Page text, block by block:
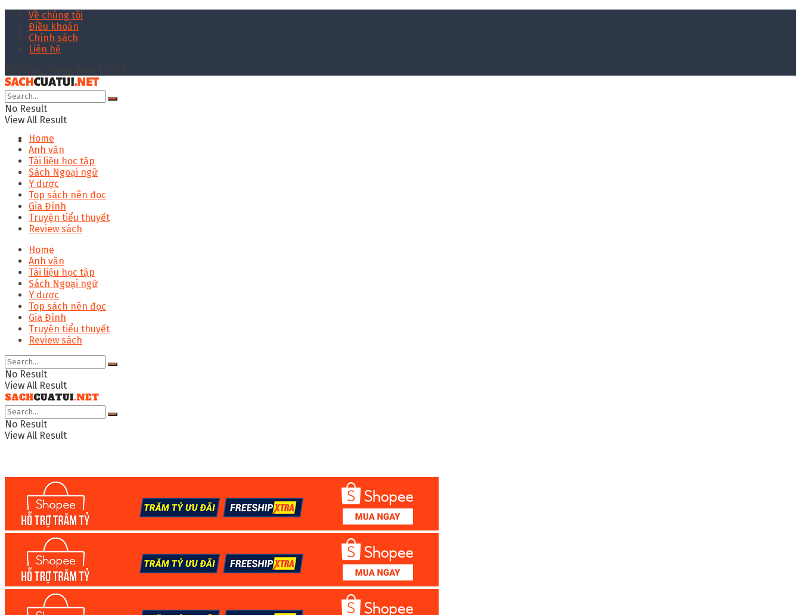
Về chúng tôi
Điều khoản
Chính sách
Liên hệ
No Result
View All Result
Home
Anh văn
Tài liệu học tập
Sách Ngoại ngữ
Y dược
Top sách nên đọc
Gia Đình
Truyện tiểu thuyết
Review sách
Home
Anh văn
Tài liệu học tập
Sách Ngoại ngữ
Y dược
Top sách nên đọc
Gia Đình
Truyện tiểu thuyết
Review sách
No Result
View All Result
No Result
View All Result